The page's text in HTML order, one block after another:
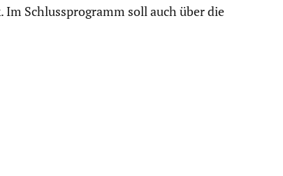
Schluss­pro­gramm soll auch über die